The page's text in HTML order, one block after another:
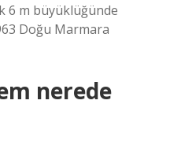
6 m büyüklüğünde
Doğu Marmara
nerede